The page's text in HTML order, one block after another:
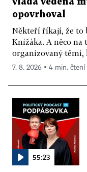
opovrhoval
Někteří říkají, že to
Knížáka. A něco na
organizovaný těmi,
7. 8. 2026 ▪ 4 min. čtení
55:23